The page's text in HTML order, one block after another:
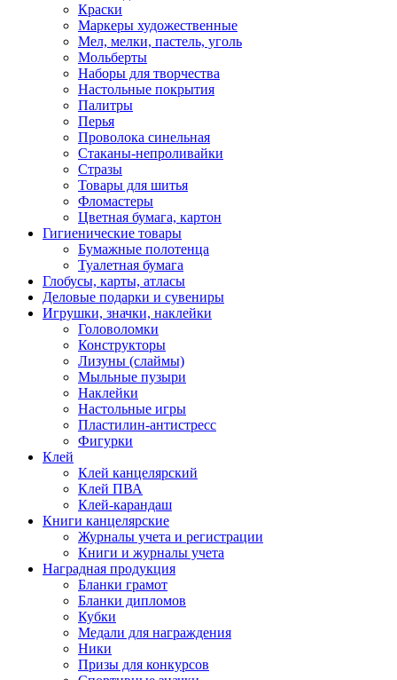
Краски
Маркеры художественные
Мел, мелки, пастель, уголь
Мольберты
Наборы для творчества
Настольные покрытия
Палитры
Перья
Проволока синельная
Стаканы-непроливайки
Стразы
Товары для шитья
Фломастеры
Цветная бумага, картон
Гигиенические товары
Бумажные полотенца
Туалетная бумага
Глобусы, карты, атласы
Деловые подарки и сувениры
Игрушки, значки, наклейки
Головоломки
Конструкторы
Лизуны (слаймы)
Мыльные пузыри
Наклейки
Настольные игры
Пластилин-антистресс
Фигурки
Клей
Клей канцелярский
Клей ПВА
Клей-карандаш
Книги канцелярские
Журналы учета и регистрации
Книги и журналы учета
Наградная продукция
Бланки грамот
Бланки дипломов
Кубки
Медали для награждения
Ники
Призы для конкурсов